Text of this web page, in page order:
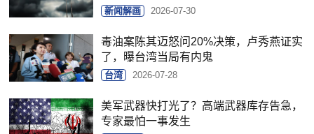
新闻解画 2026-07-30
毒油案陈其迈怒问20%决策，卢秀燕证实
了，曝台湾当局有内鬼
台湾 2026-07-28
美军武器快打光了？高端武器库存告急，
专家最怕一事发生